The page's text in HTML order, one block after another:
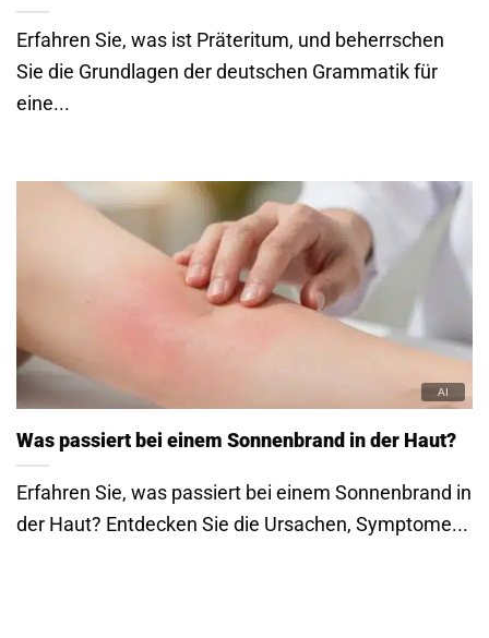
Erfahren Sie, was ist Präteritum, und beherrschen
Sie die Grundlagen der deutschen Grammatik für
eine...
Was passiert bei einem Sonnenbrand in der Haut?
Erfahren Sie, was passiert bei einem Sonnenbrand in
der Haut? Entdecken Sie die Ursachen, Symptome...